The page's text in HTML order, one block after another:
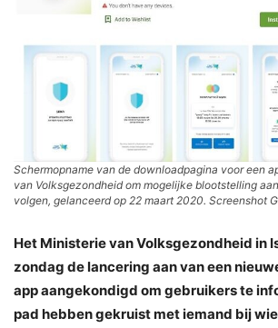
Schermopname van de downloadpagina voor een
van Volksgezondheid om mogelijke blootstelling
volgen, gelanceerd op 22 maart 2020. Screenshot
Het Ministerie van Volksgezondheid in
zondag de lancering aan van een
app aangekondigd om gebruikers te
pad hebben gekruist met iemand bij